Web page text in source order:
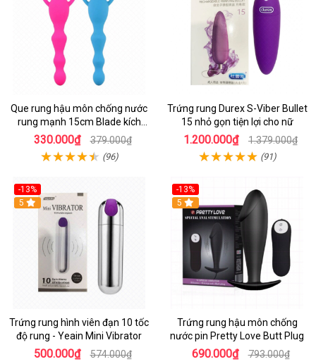
Que rung hậu môn chống nước
rung mạnh 15cm Blade kích
thích mãnh liệt
330.000₫ 379.000₫
(96)
Trứng rung Durex S-Viber Bullet
15 nhỏ gọn tiện lợi cho nữ
1.200.000₫ 1.379.000₫
(91)
-13%
Hot
5
Trứng rung hình viên đạn 10 tốc
độ rung - Yeain Mini Vibrator
500.000₫ 574.000₫
-13%
Hot
5
Trứng rung hậu môn chống
nước pin Pretty Love Butt Plug
690.000₫ 793.000₫